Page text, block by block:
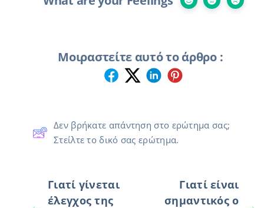
Μοιραστείτε αυτό το άρθρο :
Δεν βρήκατε απάντηση στο ερώτημα σας;
Στείλτε το δικό σας ερώτημα.
Γιατί γίνεται
έλεγχος της
Γιατί είναι
σημαντικός ο